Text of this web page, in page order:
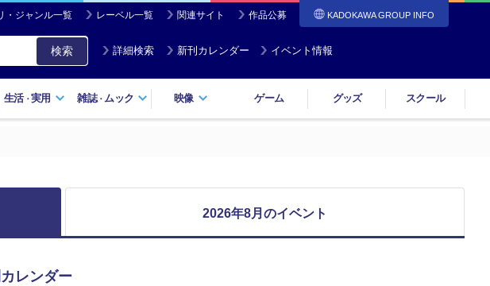
・ジャンル一覧 レーベル一覧 関連サイト 作品公募 KADOKAWA GROUP INFO
検索 詳細検索 新刊カレンダー イベント情報
生活・実用 雑誌・ ムック 映像 ゲーム グッズ スクール
2026年8月のイベント
レンダー